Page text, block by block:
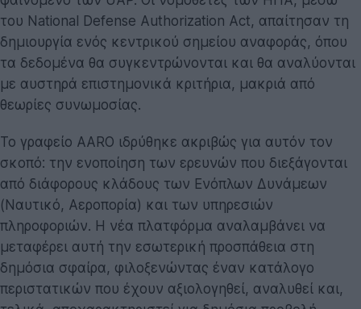
του National Defense Authorization Act, απαίτησαν τη
δημιουργία ενός κεντρικού σημείου αναφοράς, όπου
τα δεδομένα θα συγκεντρώνονται και θα αναλύονται
με αυστηρά επιστημονικά κριτήρια, μακριά από
θεωρίες συνωμοσίας.
Το γραφείο AARO ιδρύθηκε ακριβώς για αυτόν τον
σκοπό: την ενοποίηση των ερευνών που διεξάγονται
από διάφορους κλάδους των Ενόπλων Δυνάμεων
(Ναυτικό, Αεροπορία) και των υπηρεσιών
πληροφοριών. Η νέα πλατφόρμα αναλαμβάνει να
μεταφέρει αυτή την εσωτερική προσπάθεια στη
δημόσια σφαίρα, φιλοξενώντας έναν κατάλογο
περιστατικών που έχουν αξιολογηθεί, αναλυθεί και,